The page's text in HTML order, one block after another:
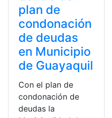
Identidad,México
plan de
condonación
de deudas
en Municipio
de Guayaquil
Con el plan de
condonación de
deudas la